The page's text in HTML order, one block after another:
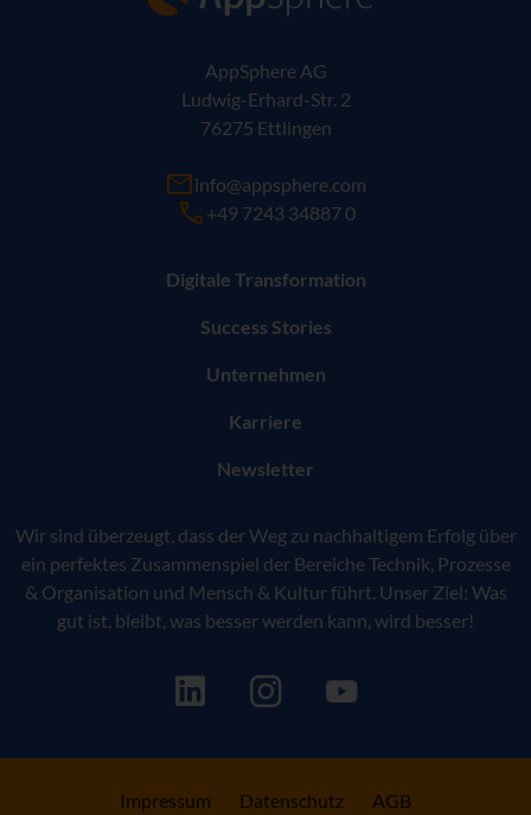
AppSphere AG
Ludwig-Erhard-Str. 2
76275 Ettlingen
info@appsphere.com
+49 7243 34887 0
Digitale Transformation
Success Stories
Unternehmen
Karriere
Newsletter
Wir sind überzeugt, dass der Weg zu nachhaltigem Erfolg über
ein perfektes Zusammenspiel der Bereiche Technik, Prozesse
& Organisation und Mensch & Kultur führt. Unser Ziel: Was
gut ist, bleibt, was besser werden kann, wird besser!
Impressum Datenschutz AGB